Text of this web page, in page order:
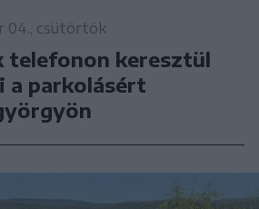
04., csütörtök
telefonon keresztül
a parkolásért